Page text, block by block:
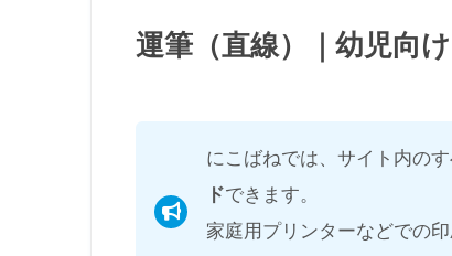
運筆（直線）｜幼児向け
にこばねでは、サイト内の
ドできます。
家庭用プリンターなどでの